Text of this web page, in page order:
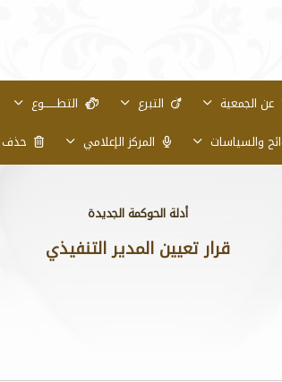
عن الجمعية التبرع التطـــــــوع
والسياسات
المركز الإعلامي حذف
أدلة الحوكمة الجديدة
قرار تعيين المدير التنفيذي